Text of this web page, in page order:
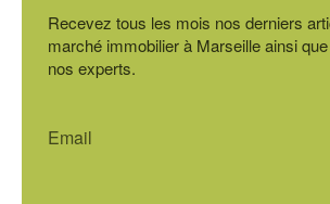
Recevez tous les mois nos derniers
marché immobilier à Marseille ainsi
nos experts.